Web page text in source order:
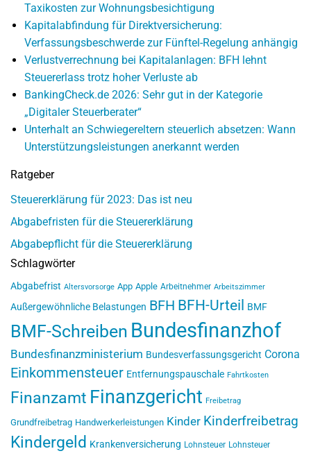
Taxikosten zur Wohnungsbesichtigung
Kapitalabfindung für Direktversicherung:
Verfassungsbeschwerde zur Fünftel-Regelung anhängig
Verlustverrechnung bei Kapitalanlagen: BFH lehnt
Steuererlass trotz hoher Verluste ab
BankingCheck.de 2026: Sehr gut in der Kategorie
„Digitaler Steuerberater“
Unterhalt an Schwiegereltern steuerlich absetzen: Wann
Unterstützungsleistungen anerkannt werden
Ratgeber
Steuererklärung für 2023: Das ist neu
Abgabefristen für die Steuererklärung
Abgabepflicht für die Steuererklärung
Schlagwörter
Abgabefrist Altersvorsorge App Apple Arbeitnehmer Arbeitszimmer
Außergewöhnliche Belastungen BFH BFH-Urteil BMF
BMF-Schreiben Bundesfinanzhof
Bundesfinanzministerium Bundesverfassungsgericht Corona
Einkommensteuer Entfernungspauschale Fahrtkosten
Finanzamt Finanzgericht Freibetrag
Grundfreibetrag Handwerkerleistungen Kinder Kinderfreibetrag
Kindergeld Krankenversicherung Lohnsteuer Lohnsteuer